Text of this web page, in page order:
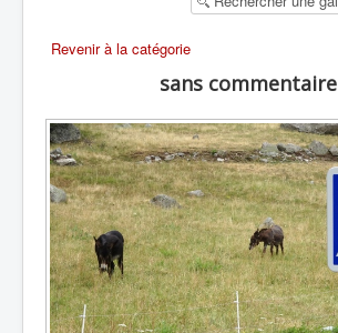
Revenir à la catégorie
sans commentaire